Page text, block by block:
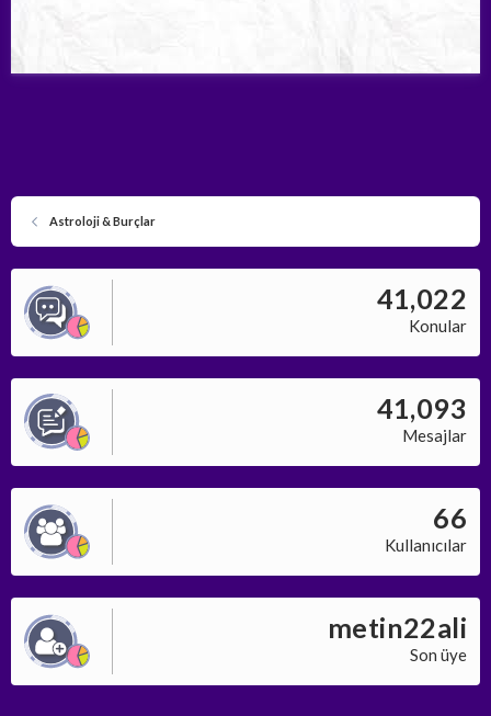
Astroloji & Burçlar
41,022
Konular
41,093
Mesajlar
66
Kullanıcılar
metin22ali
Son üye